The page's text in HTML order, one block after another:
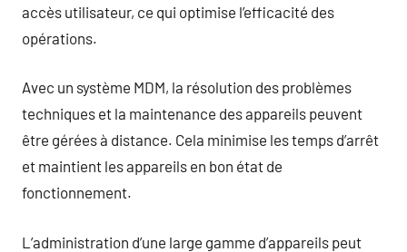
accès utilisateur, ce qui optimise l’efficacité des
opérations.
Avec un système MDM, la résolution des problèmes
techniques et la maintenance des appareils peuvent
être gérées à distance. Cela minimise les temps d’arrêt
et maintient les appareils en bon état de
fonctionnement.
L’administration d’une large gamme d’appareils peut